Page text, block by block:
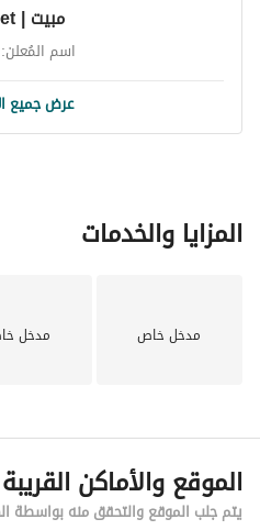
مبيت | Mabet
اسم المُعلن:
عرض جميع
المزايا والخدمات
مدخل خاص مدخل
الموقع والأماكن القريبة
يتم جلب الموقع والتحقق منه بواسطة